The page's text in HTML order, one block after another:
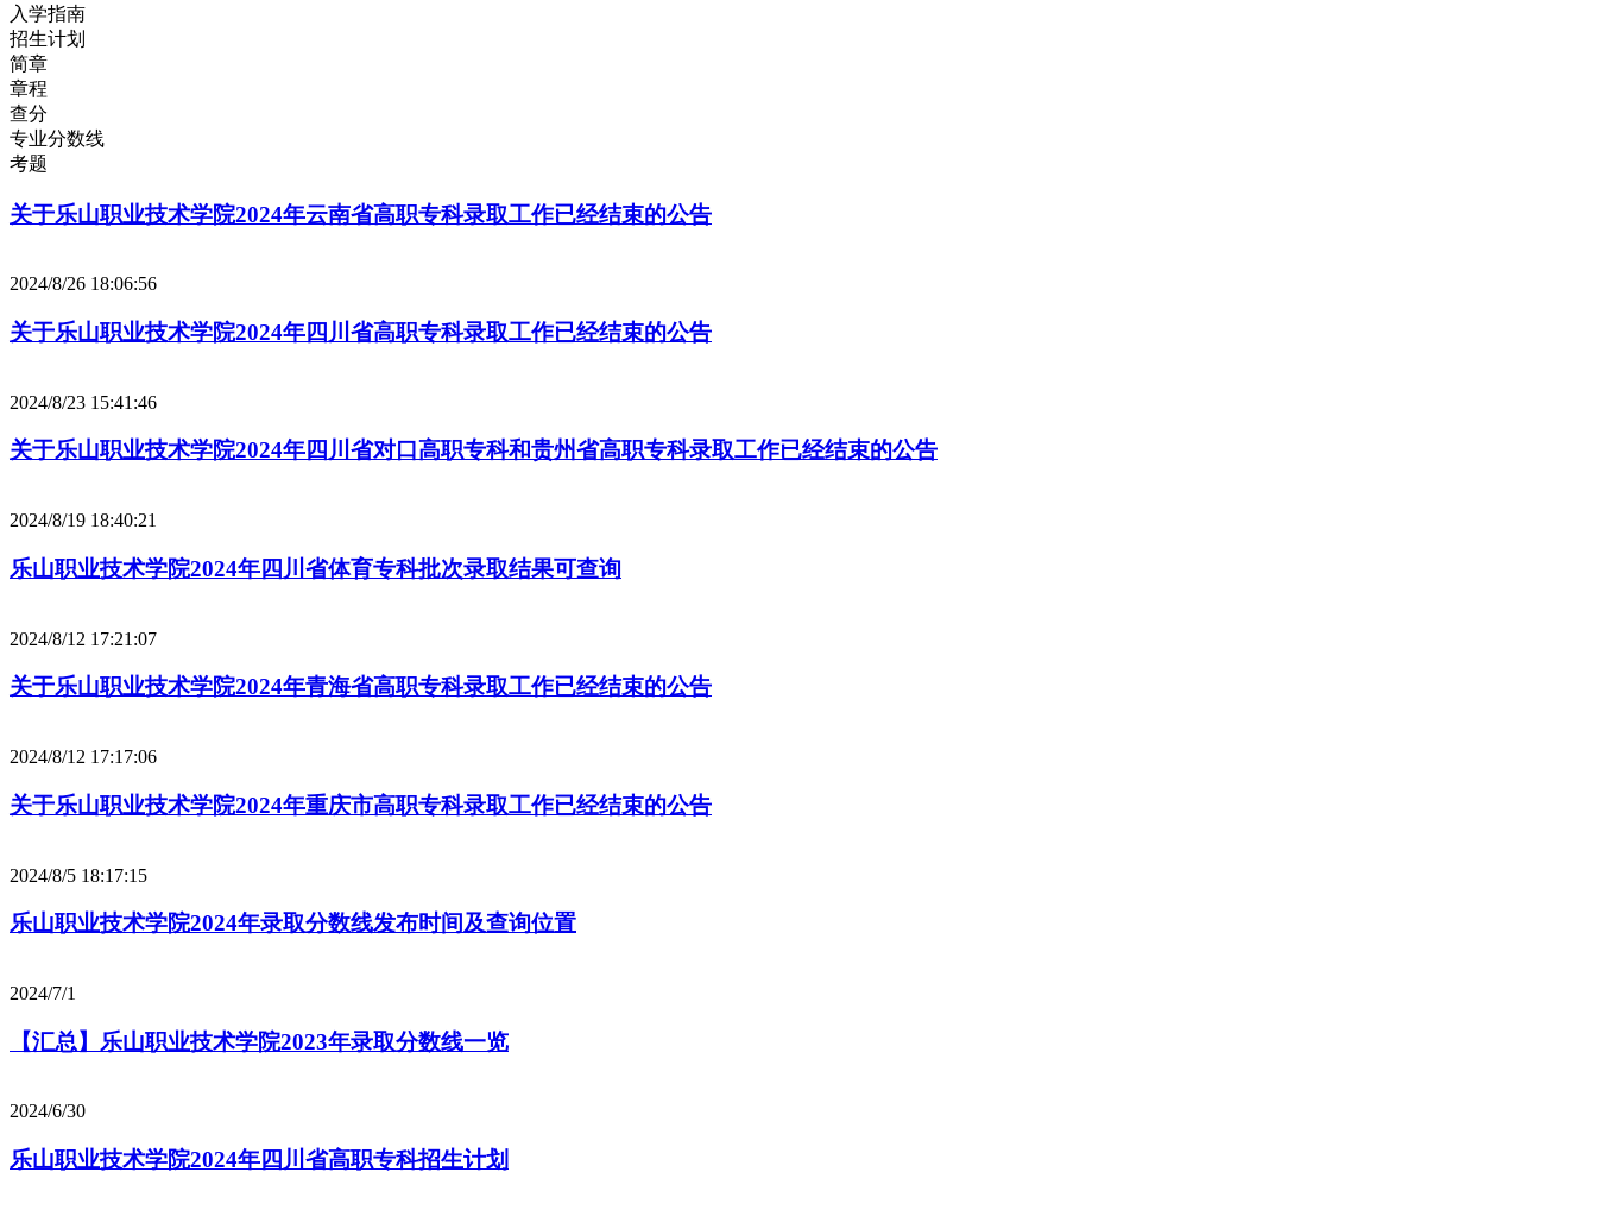
入学指南
招生计划
简章
章程
查分
专业分数线
考题
关于乐山职业技术学院2024年云南省高职专科录取工作已经结束的公告
2024/8/26 18:06:56
关于乐山职业技术学院2024年四川省高职专科录取工作已经结束的公告
2024/8/23 15:41:46
关于乐山职业技术学院2024年四川省对口高职专科和贵州省高职专科录取工作已经结束的公告
2024/8/19 18:40:21
乐山职业技术学院2024年四川省体育专科批次录取结果可查询
2024/8/12 17:21:07
关于乐山职业技术学院2024年青海省高职专科录取工作已经结束的公告
2024/8/12 17:17:06
关于乐山职业技术学院2024年重庆市高职专科录取工作已经结束的公告
2024/8/5 18:17:15
乐山职业技术学院2024年录取分数线发布时间及查询位置
2024/7/1
【汇总】乐山职业技术学院2023年录取分数线一览
2024/6/30
乐山职业技术学院2024年四川省高职专科招生计划